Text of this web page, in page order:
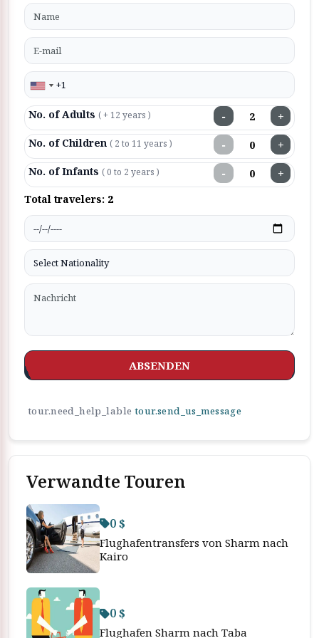
No. of Adults ( + 12 years ) − +
No. of Children ( 2 to 11 years ) − +
No. of Infants ( 0 to 2 years ) − +
Total travelers: 2
ABSENDEN
tour.need_help_lable tour.send_us_message
Verwandte Touren
0 $
Flughafentransfers von Sharm nach
Kairo
0 $
Flughafen Sharm nach Taba